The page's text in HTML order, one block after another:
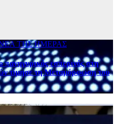
ΤΗΣ ΗΜΕΡΑΣ
εσπερινός στη
τίμησε τη Μεταμόρφωση του